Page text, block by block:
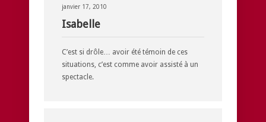
janvier 17, 2010
Isabelle
C’est si drôle… avoir été témoin de ces
situations, c’est comme avoir assisté à un
spectacle.